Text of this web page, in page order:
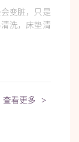
变脏，只是
洗，床垫清
查看更多 >